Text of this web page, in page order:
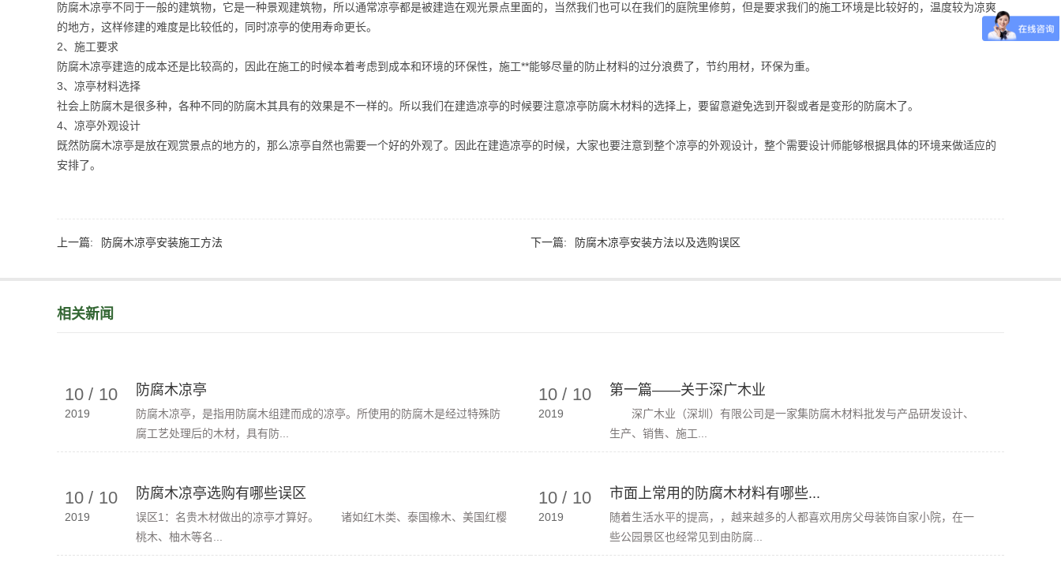
防腐木凉亭不同于一般的建筑物，它是一种景观建筑物，所以通常凉亭都是被建造在观光景点里面的，当然我们也可以在我们的庭院里修剪，但是要求我们的施工环境是比较好的，温度较为凉爽
的地方，这样修建的难度是比较低的，同时凉亭的使用寿命更长。
2、施工要求
防腐木凉亭建造的成本还是比较高的，因此在施工的时候本着考虑到成本和环境的环保性，施工**能够尽量的防止材料的过分浪费了，节约用材，环保为重。
3、凉亭材料选择
社会上防腐木是很多种，各种不同的防腐木其具有的效果是不一样的。所以我们在建造凉亭的时候要注意凉亭防腐木材料的选择上，要留意避免选到开裂或者是变形的防腐木了。
4、凉亭外观设计
既然防腐木凉亭是放在观赏景点的地方的，那么凉亭自然也需要一个好的外观了。因此在建造凉亭的时候，大家也要注意到整个凉亭的外观设计，整个需要设计师能够根据具体的环境来做适应的
安排了。
上一篇: 防腐木凉亭安装施工方法 下一篇: 防腐木凉亭安装方法以及选购误区
相关新闻
10 / 10
2019
防腐木凉亭
防腐木凉亭，是指用防腐木组建而成的凉亭。所使用的防腐木是经过特殊防
腐工艺处理后的木材，具有防...
10 / 10
2019
第一篇——关于深广木业
深广木业（深圳）有限公司是一家集防腐木材料批发与产品研发设计、
生产、销售、施工...
10 / 10
2019
防腐木凉亭选购有哪些误区
误区1：名贵木材做出的凉亭才算好。 诸如红木类、泰国橡木、美国红樱
桃木、柚木等名...
10 / 10
2019
市面上常用的防腐木材料有哪些...
随着生活水平的提高，，越来越多的人都喜欢用房父母装饰自家小院，在一
些公园景区也经常见到由防腐...